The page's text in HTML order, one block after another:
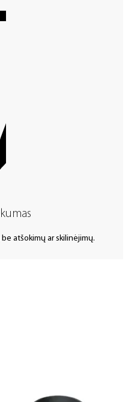
atšokimų ar skilinėjimų.